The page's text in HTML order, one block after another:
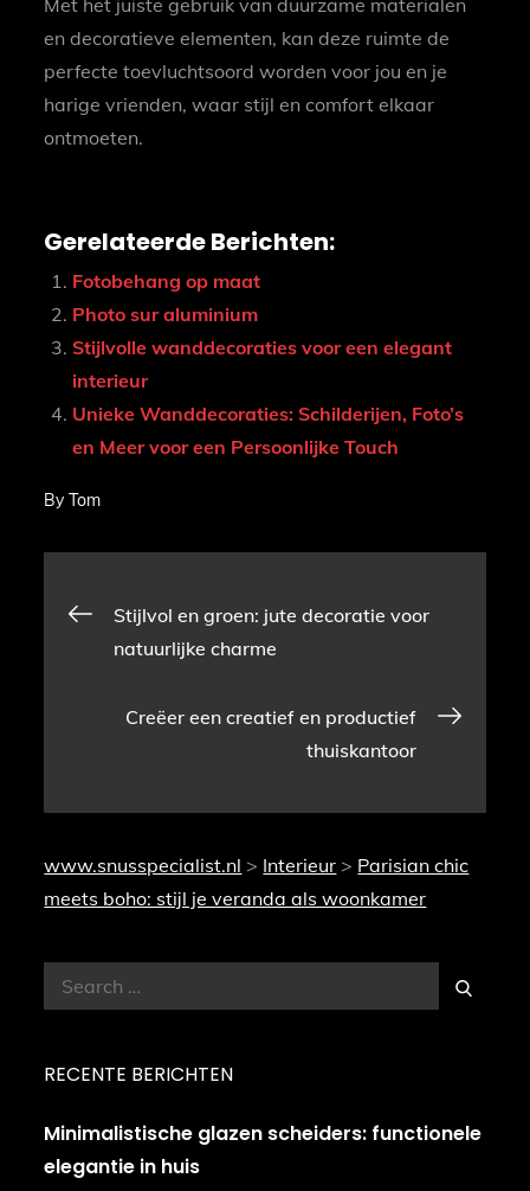
Met het juiste gebruik van duurzame materialen
en decoratieve elementen, kan deze ruimte de
perfecte toevluchtsoord worden voor jou en je
harige vrienden, waar stijl en comfort elkaar
ontmoeten.
Gerelateerde Berichten:
Fotobehang op maat
Photo sur aluminium
Stijlvolle wanddecoraties voor een elegant
interieur
Unieke Wanddecoraties: Schilderijen, Foto’s
en Meer voor een Persoonlijke Touch
ByTom
Bericht
navigatie
Stijlvol en groen: jute decoratie voor
natuurlijke charme
Creëer een creatief en productief
thuiskantoor
www.snusspecialist.nl > Interieur > Parisian chic
meets boho: stijl je veranda als woonkamer
Search
for:
Search
RECENTE BERICHTEN
Minimalistische glazen scheiders: functionele
elegantie in huis